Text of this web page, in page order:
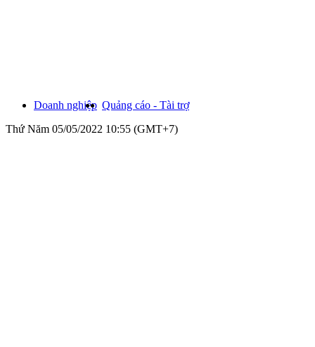
Doanh nghiệp Quảng cáo - Tài trợ
Thứ Năm 05/05/2022 10:55 (GMT+7)